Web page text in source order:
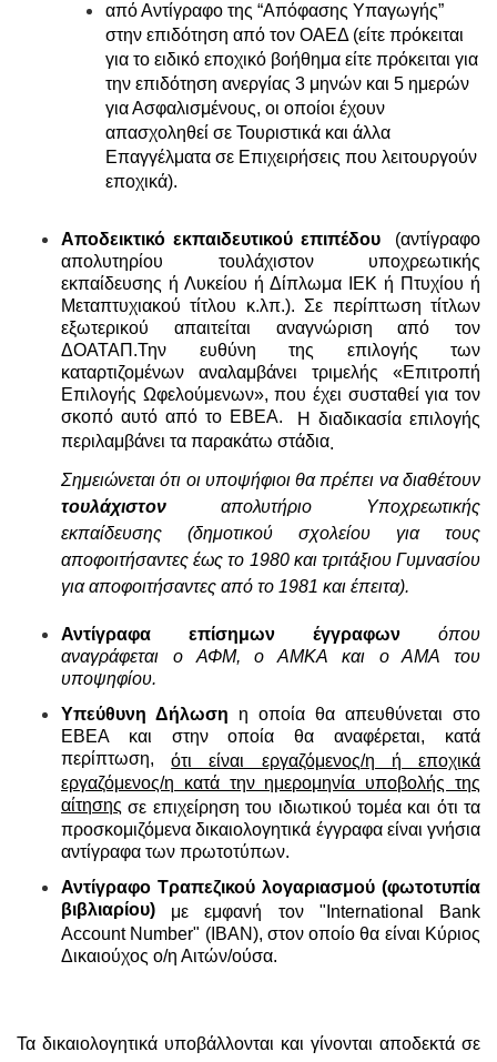
από Αντίγραφο της “Απόφασης Υπαγωγής”
στην επιδότηση από τον ΟΑΕΔ (είτε πρόκειται
για το ειδικό εποχικό βοήθημα είτε πρόκειται για
την επιδότηση ανεργίας 3 μηνών και 5 ημερών
για Ασφαλισμένους, οι οποίοι έχουν
απασχοληθεί σε Τουριστικά και άλλα
Επαγγέλματα σε Επιχειρήσεις που λειτουργούν
εποχικά).
Αποδεικτικό εκπαιδευτικού επιπέδου (αντίγραφο
απολυτηρίου τουλάχιστον υποχρεωτικής
εκπαίδευσης ή Λυκείου ή Δίπλωμα ΙΕΚ ή Πτυχίου ή
Μεταπτυχιακού τίτλου κ.λπ.). Σε περίπτωση τίτλων
εξωτερικού απαιτείται αναγνώριση από τον
ΔΟΑΤΑΠ.Την ευθύνη της επιλογής των
καταρτιζομένων αναλαμβάνει τριμελής «Επιτροπή
Επιλογής Ωφελούμενων», που έχει συσταθεί για τον
σκοπό αυτό από το ΕΒΕΑ.
Η διαδικασία επιλογής
περιλαμβάνει τα παρακάτω στάδια.
Σημειώνεται ότι οι υποψήφιοι θα πρέπει να διαθέτουν
τουλάχιστον απολυτήριο Υποχρεωτικής
εκπαίδευσης (δημοτικού σχολείου για τους
αποφοιτήσαντες έως το 1980 και τριτάξιου Γυμνασίου
για αποφοιτήσαντες από το 1981 και έπειτα).
Αντίγραφα επίσημων έγγραφων όπου
αναγράφεται ο ΑΦΜ, ο ΑΜΚΑ και ο ΑΜΑ του
υποψηφίου.
Υπεύθυνη Δήλωση η οποία θα απευθύνεται στο
ΕΒΕΑ και στην οποία θα αναφέρεται, κατά
περίπτωση,ότι είναι εργαζόμενος/η ή εποχικά
εργαζόμενος/η κατά την ημερομηνία υποβολής της
αίτησης σε επιχείρηση του ιδιωτικού τομέα και ότι τα
προσκομιζόμενα δικαιολογητικά έγγραφα είναι γνήσια
αντίγραφα των πρωτοτύπων.
Αντίγραφο Τραπεζικού λογαριασμού (φωτοτυπία
βιβλιαρίου) με εμφανή τον "International Bank
Account Number" (ΙΒΑΝ), στον οποίο θα είναι Κύριος
Δικαιούχος ο/η Αιτών/ούσα.
Τα δικαιολογητικά υποβάλλονται και γίνονται αποδεκτά σε